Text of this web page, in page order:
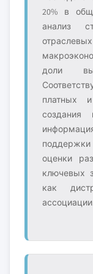
20% в
анализ
доли
платных
оценки
ключевых
как